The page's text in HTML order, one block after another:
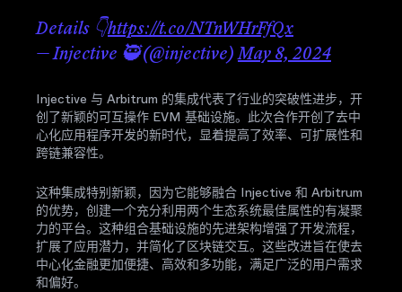
Details 👇https://t.co/NTnWHrFfQx
— Injective 🥷 (@injective)May 8, 2024
Injective 与 Arbitrum 的集成代表了行业的突破性进步，开
创了新颖的可互操作 EVM 基础设施。此次合作开创了去中
心化应用程序开发的新时代，显着提高了效率、可扩展性和
跨链兼容性。
这种集成特别新颖，因为它能够融合 Injective 和 Arbitrum
的优势，创建一个充分利用两个生态系统最佳属性的有凝聚
力的平台。这种组合基础设施的先进架构增强了开发流程，
扩展了应用潜力，并简化了区块链交互。这些改进旨在使去
中心化金融更加便捷、高效和多功能，满足广泛的用户需求
和偏好。